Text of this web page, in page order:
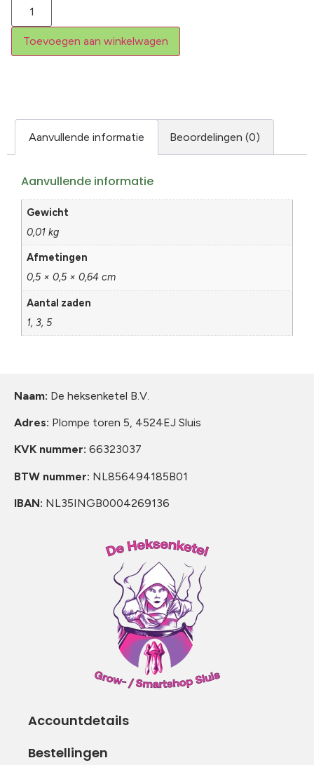
Toevoegen aan winkelwagen
Aanvullende informatie Beoordelingen (0)
Aanvullende informatie
Gewicht
0,01 kg
Afmetingen
0,5 × 0,5 × 0,64 cm
Aantal zaden
1, 3, 5
Naam: De heksenketel B.V.
Adres: Plompe toren 5, 4524EJ Sluis
KVK nummer: 66323037
BTW nummer: NL856494185B01
IBAN: NL35INGB0004269136
Accountdetails
Bestellingen